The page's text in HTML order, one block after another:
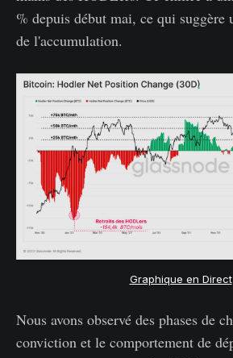
% depuis début mai, ce qui suggère
de l'accumulation.
Graphique en Direct
Nous avons observé des phases de
conviction et le comportement de